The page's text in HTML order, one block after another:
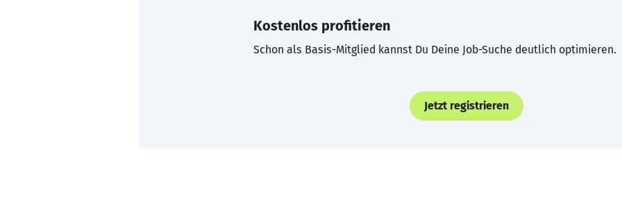
Kostenlos profitieren
Schon als Basis-Mitglied kannst Du Deine Job-Suche deutlich optimieren.
Jetzt registrieren